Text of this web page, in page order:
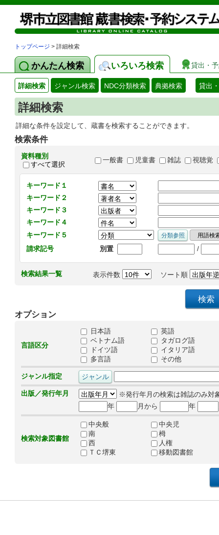
トップページ > 詳細検索
かんたん検索 いろいろ検索 貸出・
詳細検索 ジャンル検索 NDC分類検索 典拠検索 貸出
詳細検索
詳細な条件を設定して、蔵書を検索することができます。
検索条件
資料種別
すべて選択
一般書 児童書 雑誌 視聴覚
キーワード１
キーワード２
キーワード３
キーワード４
キーワード５
請求記号
別置 /
検索結果一覧 表示件数 ソート順
オプション
言語区分
日本語
英語
ベトナム語
タガログ語
ドイツ語
イタリア語
多言語
その他
ジャンル指定
出版／発行年月
※発行年月の検索は雑誌のみ対
年
月から 年
検索対象図書館
中央般
中央児
南
栂
西
人権
ＴＣ堺東
移動図書館